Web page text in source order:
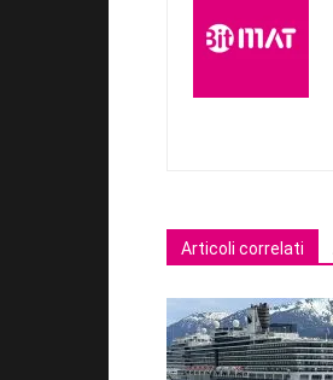
Articoli correlati